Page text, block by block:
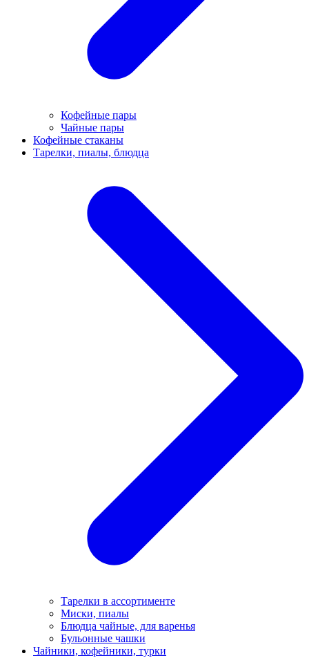
Кофейные пары
Чайные пары
Кофейные стаканы
Тарелки, пиалы, блюдца
Тарелки в ассортименте
Миски, пиалы
Блюдца чайные, для варенья
Бульонные чашки
Чайники, кофейники, турки